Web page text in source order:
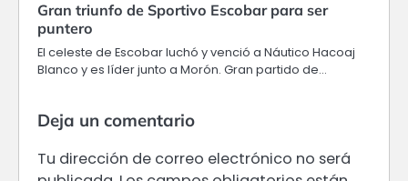
Gran triunfo de Sportivo Escobar para ser
puntero
El celeste de Escobar luchó y venció a Náutico Hacoaj
Blanco y es líder junto a Morón. Gran partido de…
Deja un comentario
Tu dirección de correo electrónico no será